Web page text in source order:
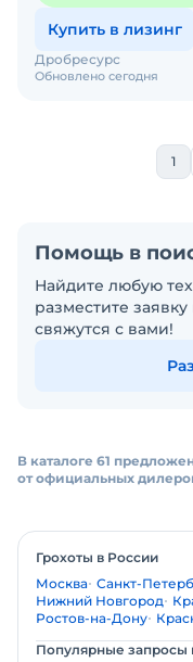
Купить в лизинг
Обновлено сегодня
Дробресурс
1
Помощь в
Найдите любую
разместите
свяжутся с вами!
В каталоге 61
от официальных
Грохоты в России
Москва Санкт-
Нижний Новгород
Ростов-на-Дону
Популярные запросы